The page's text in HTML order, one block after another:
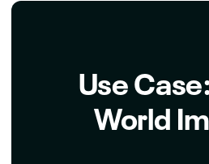
Use
World